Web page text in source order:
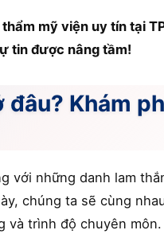
mỹ viện uy tín tại
tin được nâng tầm!
đâu? Khám
với những danh lam
chúng ta sẽ cùng
và trình độ chuyên